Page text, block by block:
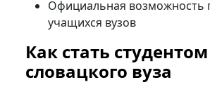
Официальная возможность
учащихся вузов
Как стать студентом
словацкого вуза